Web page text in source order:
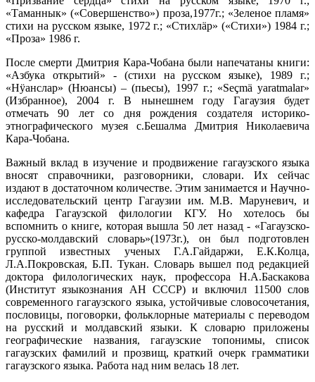
«Таманнык» («Совершенство») проза,1977г.; «Зеленое пламя»
стихи на русском языке, 1972 г.; «Стихлäр» («Стихи») 1984 г.;
«Проза» 1986 г.
После смерти Дмитрия Кара-Чобана были напечатаны книги:
«Азбука открытий» - (стихи на русском языке), 1989 г.;
«Нӱанслар» (Нюансы) – (пьесы), 1997 г.; «Seçmä yaratmalar»
(Избранное), 2004 г. В нынешнем году Гагаузия будет
отмечать 90 лет со дня рождения создателя историко-
этнографического музея с.Бешалма Дмитрия Николаевича
Кара-Чобана.
Важный вклад в изучение и продвижение гагаузского языка
вносят справочники, разговорники, словари. Их сейчас
издают в достаточном количестве. Этим занимается и Научно-
исследовательский центр Гагаузии им. М.В. Маруневич, и
кафедра Гагаузской филологии КГУ. Но хотелось бы
вспомнить о книге, которая вышла 50 лет назад - «Гагаузско-
русско-молдавский словарь»(1973г.), он был подготовлен
группой известных ученых Г.А.Гайдаржи, Е.К.Колца,
Л.А.Покровская, Б.П. Тукан. Словарь вышел под редакцией
доктора филологических наук, профессора Н.А.Баскакова
(Институт языкознания АН СССР) и включил 11500 слов
современного гагаузского языка, устойчивые словосочетания,
пословицы, поговорки, фольклорные материалы с переводом
на русский и молдавский языки. К словарю приложены
географические названия, гагаузские топонимы, список
гагаузских фамилий и прозвищ, краткий очерк грамматики
гагаузского языка. Работа над ним велась 18 лет.